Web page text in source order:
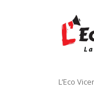
L’Eco